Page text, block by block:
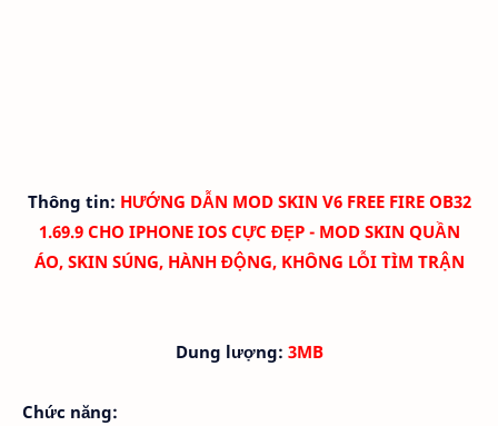
Thông tin: HƯỚNG DẪN MOD SKIN V6 FREE FIRE OB32
1.69.9 CHO IPHONE IOS CỰC ĐẸP - MOD SKIN QUẦN
ÁO, SKIN SÚNG, HÀNH ĐỘNG, KHÔNG LỖI TÌM TRẬN
Dung lượng: 3MB
Chức năng: